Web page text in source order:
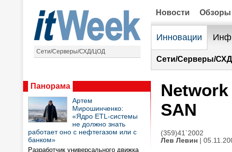
Сети/Серверы/СХД/ЦОД
Новости Обзоры
Инновации
Сети/Серверы/
Панорама
Артем
Мирошинченко:
«Ядро ETL-системы
не должно знать
работает оно с нефтегазом или с
банком»
Разработчик универсального движка
SAN
(359)41`2002
Лев Левин |